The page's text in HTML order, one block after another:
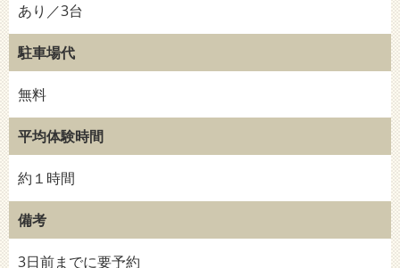
あり／3台
駐車場代
無料
平均体験時間
約１時間
備考
3日前までに要予約